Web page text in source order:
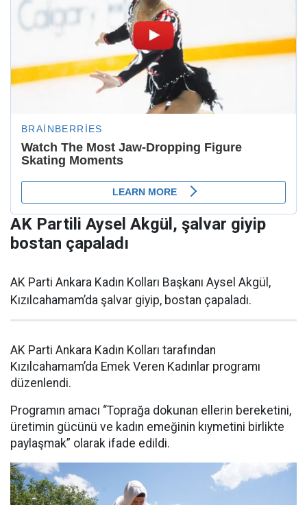
AK Partili Aysel Akgül, şalvar giyip
bostan çapaladı
AK Parti Ankara Kadın Kolları Başkanı Aysel Akgül,
Kızılcahamam’da şalvar giyip, bostan çapaladı.
AK Parti Ankara Kadın Kolları tarafından
Kızılcahamam’da Emek Veren Kadınlar programı
düzenlendi.
Programın amacı “Toprağa dokunan ellerin bereketini,
üretimin gücünü ve kadın emeğinin kıymetini birlikte
paylaşmak” olarak ifade edildi.